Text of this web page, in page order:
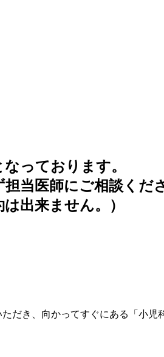
っております。
当医師にご相談くだ
出来ません。）
だき、向かってすぐにある「小